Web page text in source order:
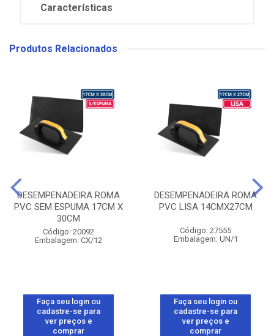
Características
Produtos Relacionados
DESEMPENADEIRA ROMA
PVC SEM ESPUMA 17CM X
30CM
Código: 20092
Embalagem: CX/12
Faça seu login ou
cadastre-se para
ver preços e
comprar
DESEMPENADEIRA ROMA
PVC LISA 14CMX27CM
Código: 27555
Embalagem: UN/1
Faça seu login ou
cadastre-se para
ver preços e
comprar